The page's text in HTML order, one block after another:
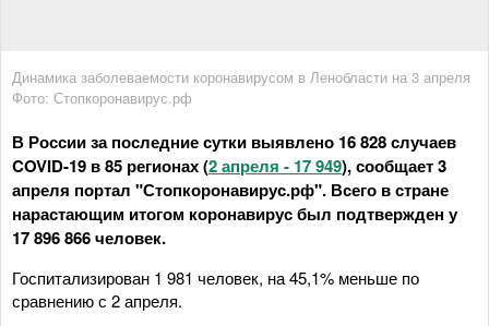
Динамика заболеваемости коронавирусом в Ленобласти на 3 апреля
Фото: Стопкоронавирус.рф
В России за последние сутки выявлено 16 828 случаев
COVID-19 в 85 регионах (2 апреля - 17 949), сообщает 3
апреля портал "Стопкоронавирус.рф". Всего в стране
нарастающим итогом коронавирус был подтвержден у
17 896 866 человек.
Госпитализирован 1 981 человек, на 45,1% меньше по
сравнению с 2 апреля.